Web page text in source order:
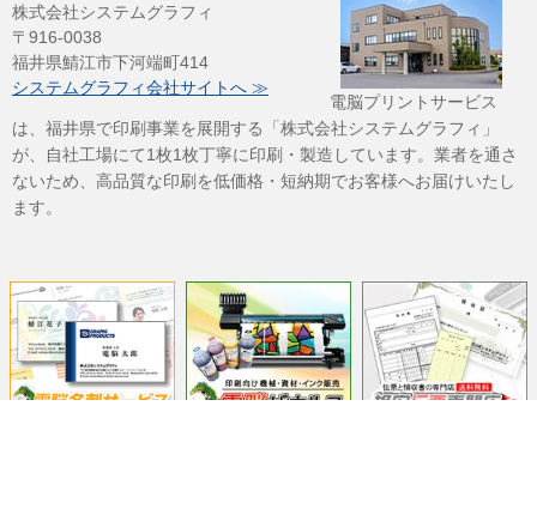
株式会社システムグラフィ
〒916-0038
福井県鯖江市下河端町414
システムグラフィ会社サイトへ ≫
電脳プリントサービス
は、福井県で印刷事業を展開する「株式会社システムグラフィ」
が、自社工場にて1枚1枚丁寧に印刷・製造しています。業者を通さ
ないため、高品質な印刷を低価格・短納期でお客様へお届けいたし
ます。